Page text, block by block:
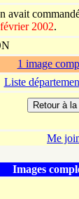
avait
février 2002.
1 image
Liste
Me
Images